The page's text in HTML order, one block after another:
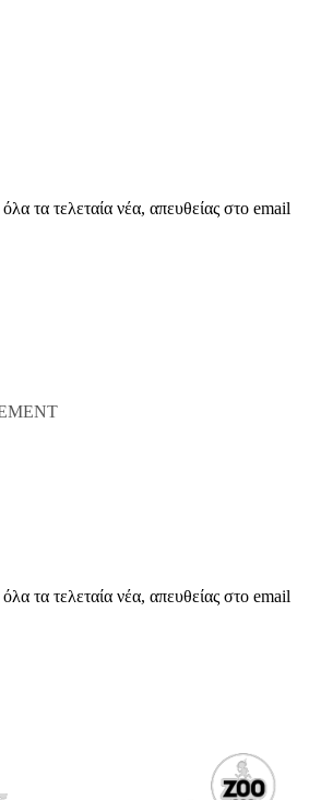
τα τελεταία νέα, απευθείας στο email
τα τελεταία νέα, απευθείας στο email